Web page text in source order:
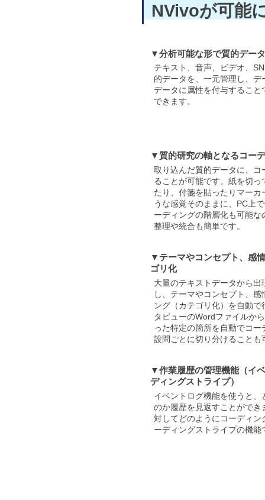
NVivoが可能
▼分析可能な形で質的デー
テキスト、音声、ビデオ、
的データを、一元管理し、デ
データに属性を付与すること
できます。
▼質的研究の軸となるコー
取り込んだ質的データに、コ
ることが可能です。紙を切
たり、付箋を貼ったりマーカ
うな感覚そのままに、PC上
ーディングの階層化も可能な
整理や統合も簡単です。
▼テーマやコンセプト、感
ゴリ化
大量のテキストデータから出
し、テーマやコンセプト、
ング（カテゴリ化）を自動
タビューのWordファイルか
った特定の箇所を自動でコ
設問ごとに切り分けることも
▼作業履歴の管理機能（イ
ディングストライプ）
イベントログ機能を使うと、
のか履歴を見返すことができ
対してどのようにコーディン
ーディングストライプの機能